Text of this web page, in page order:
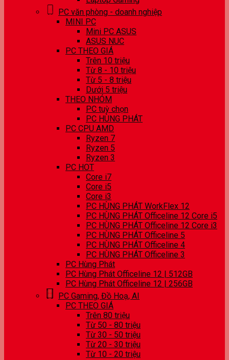
PC văn phòng - doanh nghiệp
MINI PC
Mini PC ASUS
ASUS NUC
PC THEO GIÁ
Trên 10 triệu
Từ 8 - 10 triệu
Từ 5 - 8 triệu
Dưới 5 triệu
THEO NHÓM
PC tuỳ chọn
PC HÙNG PHÁT
PC CPU AMD
Ryzen 7
Ryzen 5
Ryzen 3
PC HOT
Core i7
Core i5
Core i3
PC HÙNG PHÁT WorkFlex 12
PC HÙNG PHÁT Officeline 12 Core i5
PC HÙNG PHÁT Officeline 12 Core i3
PC HÙNG PHÁT Officeline 5
PC HÙNG PHÁT Officeline 4
PC HÙNG PHÁT Officeline 3
PC Hùng Phát
PC Hùng Phát Officeline 12 | 512GB
PC Hùng Phát Officeline 12 | 256GB
PC Gaming, Đồ Hoạ, AI
PC THEO GIÁ
Trên 80 triệu
Từ 50 - 80 triệu
Từ 30 - 50 triệu
Từ 20 - 30 triệu
Từ 10 - 20 triệu